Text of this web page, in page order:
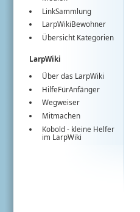
LinkSammlung
LarpWikiBewohner
Übersicht Kategorien
LarpWiki
Über das LarpWiki
HilfeFürAnfänger
Wegweiser
Mitmachen
Kobold - kleine Helfer
im LarpWiki